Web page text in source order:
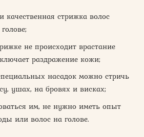
качественная стрижка волос
не происходит врастание
раздражение кожи;
насадок можно стричь
ушах, на бровях и висках;
им, не нужно иметь опыт
или волос на голове.